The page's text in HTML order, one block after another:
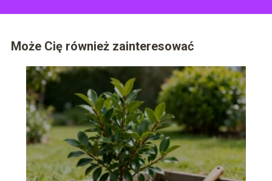
Może Cię również zainteresować